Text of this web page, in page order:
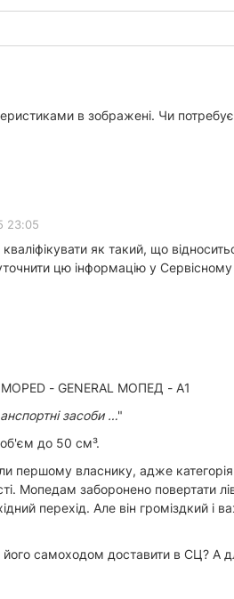
в зображені. Чи потребує
23:05
як такий, що
цю інформацію у Сервісному
- GENERAL МОПЕД - A1
засоби …"
об'єм до 50 см³.
першому власнику, адже
Мопедам заборонено повертати
перехід. Але він громіздкий
самоходом доставити в СЦ? А